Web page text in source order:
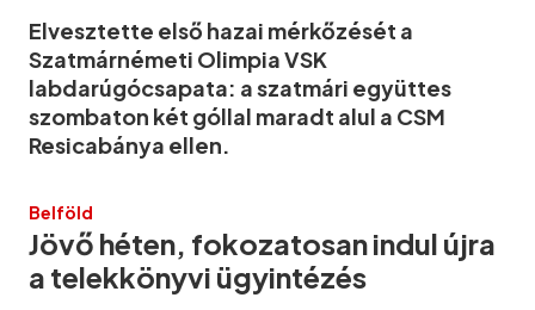
Elvesztette első hazai mérkőzését a
Szatmárnémeti Olimpia VSK
labdarúgócsapata: a szatmári együttes
szombaton két góllal maradt alul a CSM
Resicabánya ellen.
Belföld
Jövő héten, fokozatosan indul újra
a telekkönyvi ügyintézés